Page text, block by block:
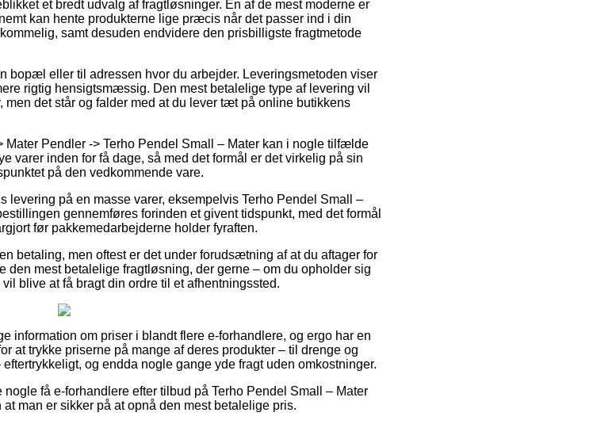
et bredt udvalg af fragtløsninger. En af de mest moderne er
kan hente produkterne lige præcis når det passer ind i din
samt desuden endvidere den prisbilligste fragtmetode
bopæl eller til adressen hvor du arbejder. Leveringsmetoden viser
rigtig hensigtsmæssig. Den mest betalelige type af levering vil
det står og falder med at du lever tæt på online butikkens
Mater Pendler -> Terho Pendel Small – Mater kan i nogle tilfælde
varer inden for få dage, så med det formål er det virkelig på sin
på den vedkommende vare.
levering på en masse varer, eksempelvis Terho Pendel Small –
gennemføres forinden et givent tidspunkt, med det formål
før pakkemedarbejderne holder fyraften.
betaling, men oftest er det under forudsætning af at du aftager for
den mest betalelige fragtløsning, der gerne – om du opholder sig
blive at få bragt din ordre til et afhentningssted.
information om priser i blandt flere e-forhandlere, og ergo har en
at trykke priserne på mange af deres produkter – til drenge og
og endda nogle gange yde fragt uden omkostninger.
få e-forhandlere efter tilbud på Terho Pendel Small – Mater
man er sikker på at opnå den mest betalelige pris.